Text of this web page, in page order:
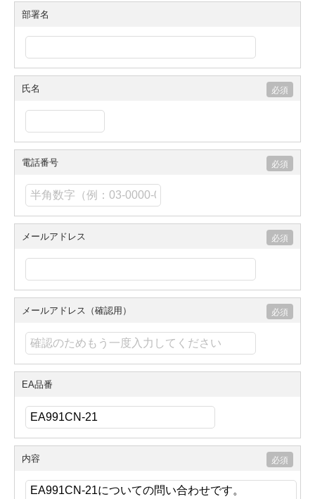
部署名
氏名
電話番号
メールアドレス
メールアドレス（確認用）
EA品番
内容